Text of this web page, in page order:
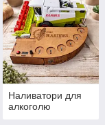
Наливатори для
алкоголю